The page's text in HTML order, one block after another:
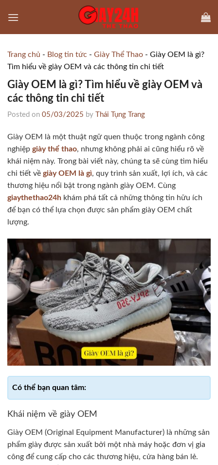
Trang chủ - Blog tin tức - Giày Thể Thao - Giày OEM là gì?
Tìm hiểu về giày OEM và các thông tin chi tiết
Giày OEM là gì? Tìm hiểu về giày OEM và
các thông tin chi tiết
Posted on 05/03/2025 by Thái Tụng Trang
Giày OEM là một thuật ngữ quen thuộc trong ngành công
nghiệp giày thể thao, nhưng không phải ai cũng hiểu rõ về
khái niệm này. Trong bài viết này, chúng ta sẽ cùng tìm hiểu
chi tiết về giày OEM là gì, quy trình sản xuất, lợi ích, và các
thương hiệu nổi bật trong ngành giày OEM. Cùng
giaythethao24h khám phá tất cả những thông tin hữu ích
để bạn có thể lựa chọn được sản phẩm giày OEM chất
lượng.
Khái niệm về giày OEM
Giày OEM (Original Equipment Manufacturer) là những sản
phẩm giày được sản xuất bởi một nhà máy hoặc đơn vị gia
công để cung cấp cho các thương hiệu, cửa hàng bán lẻ.